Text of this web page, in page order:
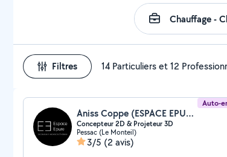
Filtres 14 Particuliers et 12
Auto-
Aniss Coppe (ESPACE EPURE)
Concepteur 2D & Projeteur 3D
Pessac (Le Monteil)
3/5 (2 avis)